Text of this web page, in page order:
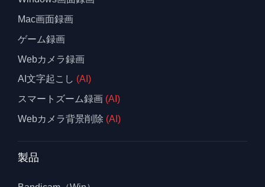
Mac画面録画
ゲーム録画
Webカメラ録画
AI文字起こし (AI)
スマートズーム録画 (AI)
Webカメラ背景削除 (AI)
製品